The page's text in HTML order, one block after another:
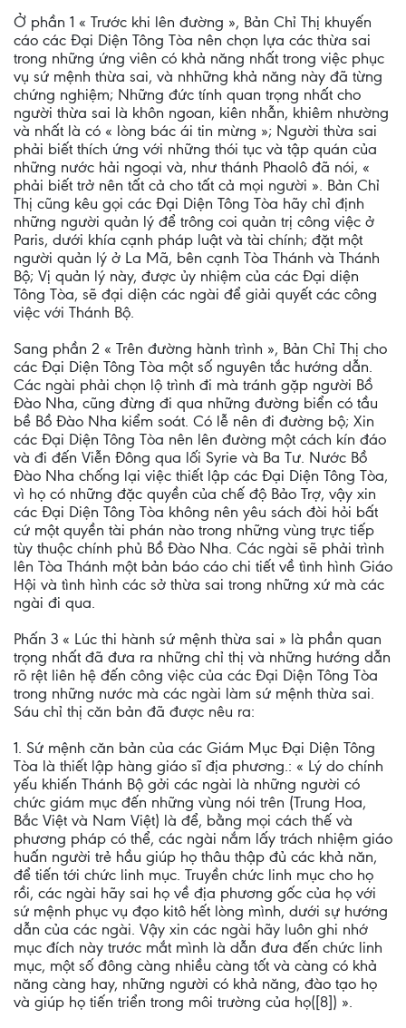
Ở phần 1 « Trước khi lên đường », Bản Chỉ Thị khuyến
cáo các Ðại Diện Tông Tòa nên chọn lựa các thừa sai
trong những ứng viên có khả năng nhất trong việc phục
vụ sứ mệnh thừa sai, và nhhững khả năng này đã từng
chứng nghiệm; Những đức tính quan trọng nhất cho
người thừa sai là khôn ngoan, kiên nhẫn, khiêm nhường
và nhất là có « lòng bác ái tin mừng »; Người thừa sai
phải biết thích ứng với những thói tục và tập quán của
những nước hải ngoại và, như thánh Phaolô đã nói, «
phải biết trở nên tất cả cho tất cả mọi người ». Bản Chỉ
Thị cũng kêu gọi các Ðại Diện Tông Tòa hãy chỉ định
những người quản lý để trông coi quản trị công việc ở
Paris, dưới khía cạnh pháp luật và tài chính; đặt một
người quản lý ở La Mã, bên cạnh Tòa Thánh và Thánh
Bộ; Vị quản lý này, được ủy nhiệm của các Ðại diện
Tông Tòa, sẽ đại diện các ngài để giải quyết các công
việc với Thánh Bộ.
Sang phần 2 « Trên đường hành trình », Bản Chỉ Thị cho
các Ðại Diện Tông Tòa một số nguyên tắc hướng dẫn.
Các ngài phải chọn lộ trình đi mà tránh gặp người Bồ
Ðào Nha, cũng đừng đi qua những đường biển có tầu
bề Bồ Ðào Nha kiểm soát. Có lễ nên đi đường bộ; Xin
các Ðại Diện Tông Tòa nên lên đường một cách kín đáo
và đi đến Viễn Ðông qua lối Syrie và Ba Tư. Nước Bồ
Ðào Nha chống lại việc thiết lập các Ðại Diện Tông Tòa,
vì họ có những đặc quyền của chế độ Bảo Trợ, vậy xin
các Ðại Diện Tông Tòa không nên yêu sách đòi hỏi bất
cứ một quyền tài phán nào trong những vùng trực tiếp
tùy thuộc chính phủ Bồ Ðào Nha. Các ngài sẽ phải trình
lên Tòa Thánh một bản báo cáo chi tiết về tình hình Giáo
Hội và tình hình các sở thừa sai trong những xứ mà các
ngài đi qua.
Phấn 3 « Lúc thi hành sứ mệnh thừa sai » là phần quan
trọng nhất đã đưa ra những chỉ thị và những hướng dẫn
rõ rệt liên hệ đến công việc của các Ðại Diện Tông Tòa
trong những nước mà các ngài làm sứ mệnh thừa sai.
Sáu chỉ thị căn bản đã được nêu ra:
1. Sứ mệnh căn bản của các Giám Mục Ðại Diện Tông
Tòa là thiết lập hàng giáo sĩ địa phương.: « Lý do chính
yếu khiến Thánh Bộ gởi các ngài là những người có
chức giám mục đến những vùng nói trên (Trung Hoa,
Bắc Việt và Nam Việt) là để, bằng mọi cách thế và
phương pháp có thể, các ngài nắm lấy trách nhiệm giáo
huấn người trẻ hầu giúp họ thâu thập đủ các khả năn,
để tiến tới chức linh mục. Truyền chức linh mục cho họ
rồi, các ngài hãy sai họ về địa phương gốc của họ với
sứ mệnh phục vụ đạo kitô hết lòng mình, dưới sự hướng
dẫn của các ngài. Vậy xin các ngài hãy luôn ghi nhớ
mục đích này trước mắt mình là dẫn đưa đến chức linh
mục, một số đông càng nhiều càng tốt và càng có khả
năng càng hay, những người có khả năng, đào tạo họ
và giúp họ tiến triển trong môi trường của họ([8]) ».